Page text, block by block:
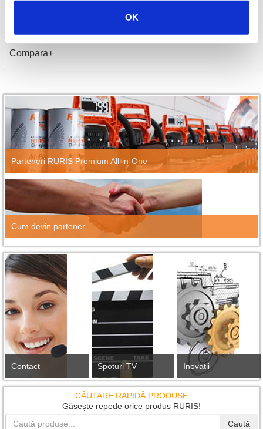
OK
Compara
Parteneri RURIS Premium All-in-One
Cum devin partener
Contact Spoturi TV Inovații
CĂUTARE RAPIDĂ PRODUSE
Găsește repede orice produs RURIS!
Caută